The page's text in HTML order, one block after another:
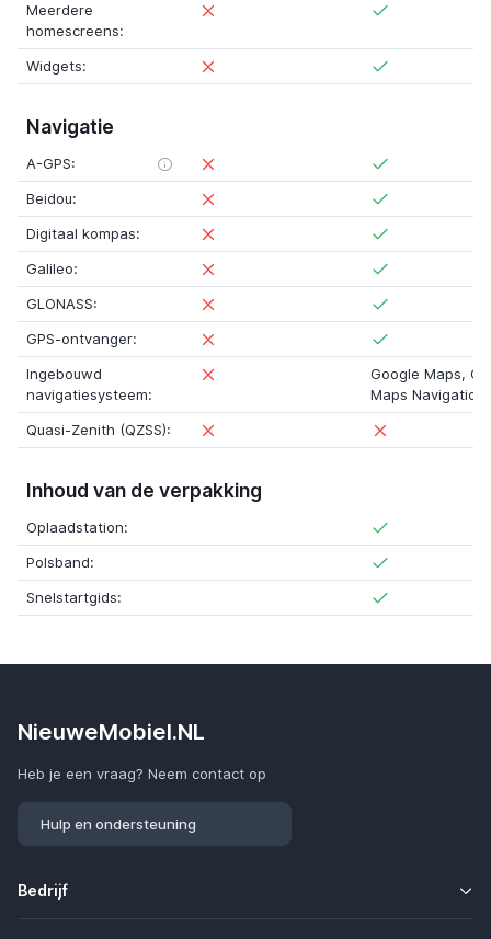
Meerdere
homescreens:
Widgets:
Navigatie
A-GPS:
Beidou:
Digitaal kompas:
Galileo:
GLONASS:
GPS-ontvanger:
Ingebouwd
navigatiesysteem:
Google Maps,
Maps Navigation
Quasi-Zenith (QZSS):
Inhoud van de verpakking
Oplaadstation:
Polsband:
Snelstartgids:
NieuweMobiel.NL
Heb je een vraag? Neem contact op
Hulp en ondersteuning
Bedrijf